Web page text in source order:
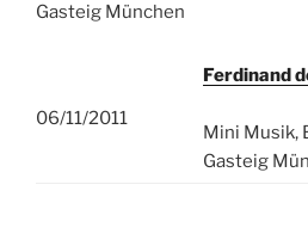
Gasteig München
06/11/2011
Ferdinand
Mini Musik,
Gasteig